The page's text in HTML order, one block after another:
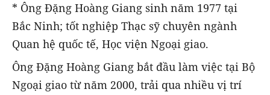
* Ông Đặng Hoàng Giang sinh năm 1977 tại
Bắc Ninh; tốt nghiệp Thạc sỹ chuyên ngành
Quan hệ quốc tế, Học viện Ngoại giao.
Ông Đặng Hoàng Giang bắt đầu làm việc tại Bộ
Ngoại giao từ năm 2000, trải qua nhiều vị trí